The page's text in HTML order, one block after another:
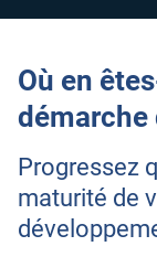
Où en
démarche
Progressez
maturité de